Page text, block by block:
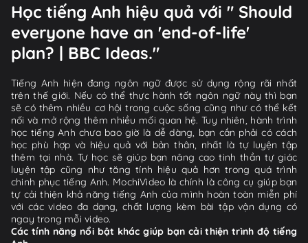
Học tiếng Anh hiệu quả với " Should
everyone have an 'end-of-life'
plan? | BBC Ideas."
Tiếng Anh hiện đang ngôn ngữ được sử dụng rộng rãi nhất
trên thế giới. Nếu có thể thực hành tốt ngôn ngữ này thì bạn
sẽ có thêm nhiều cơ hội trong cuộc sống cũng như có thể kết
nối và mở rộng thêm nhiều mối quan hệ. Tuy nhiên, hành trình
học tiếng Anh chưa bao giờ là dễ dàng, bạn cần phải có cách
học phù hợp và hiệu quả với bản thân, nhất là tự luyện tập
thêm tại nhà. Tự học sẽ giúp bạn nâng cao tinh thần tự giác
luyện tập cũng như tăng tính hiệu quả hơn trong quá trình
chinh phục tiếng Anh. MochiVideo là chính là công cụ giúp bạn
tự cải thiện khả năng tiếng Anh của mình hoàn toàn miễn phí
với các video đa dạng, chất lượng kèm bài tập vận dụng có
ngay trong mỗi video.
Các tính năng nổi bật khác giúp bạn cải thiện trình độ tiếng